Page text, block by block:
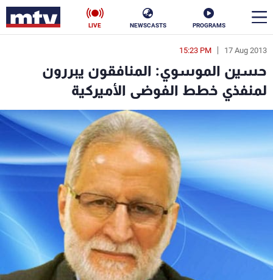
PROGRAMS
NEWSCASTS
LIVE
17 Aug 2013
15:23 PM
حسين الموسوي: المنافقون يبررون
لمنفذي خطط الفوضى الأميركية
en
الأخبار
سياسة ناس
إقتصاد فن
منوعات رياضة
كأس العالم
البرامج